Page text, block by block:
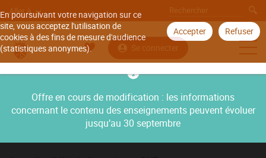
En poursuivant votre navigation sur ce
site, vous acceptez l'utilisation de
cookies à des fins de mesure d'audience
(statistiques anonymes).
Accepter Refuser
Aller à
Se connecter
Offre en cours de modification : les informations
concernant le contenu des enseignements peuvent évoluer
jusqu’au 30 septembre